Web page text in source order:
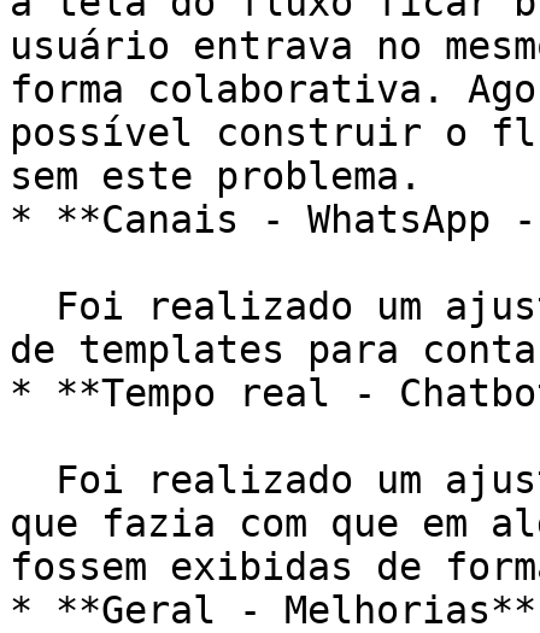
usuário entrava no
forma colaborativa.
possível construir o
sem este problema.
* **Canais -
de templates para
* **Tempo real -
que fazia com que em
fossem exibidas de
* **Geral - Melhorias**